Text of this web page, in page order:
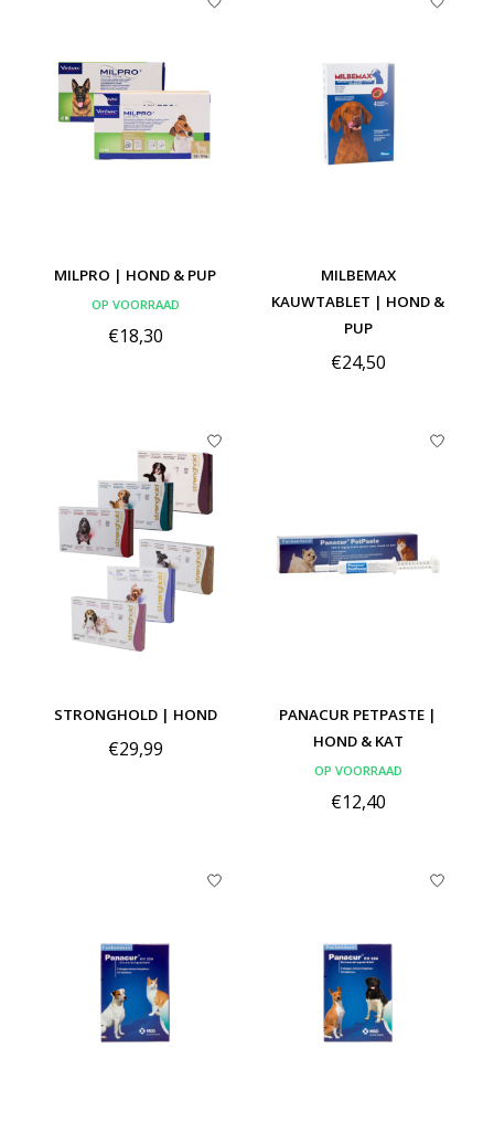
MILPRO | HOND & PUP
OP VOORRAAD
€18,30
MILBEMAX
KAUWTABLET | HOND &
PUP
€24,50
STRONGHOLD | HOND
€29,99
PANACUR PETPASTE |
HOND & KAT
OP VOORRAAD
€12,40